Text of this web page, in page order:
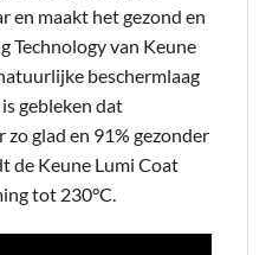
en maakt het gezond en
Technology van Keune
beschermlaag
gebleken dat
zo glad en 91% gezonder
de Keune Lumi Coat
tot 230°C.